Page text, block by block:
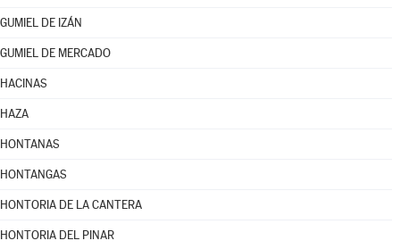
GUMIEL DE IZÁN
GUMIEL DE MERCADO
HACINAS
HAZA
HONTANAS
HONTANGAS
HONTORIA DE LA CANTERA
HONTORIA DEL PINAR